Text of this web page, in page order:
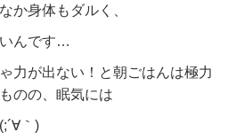
か身体もダルく、
んです…
力が出ない！と朝ごはんは極力
のの、眠気には
｀)